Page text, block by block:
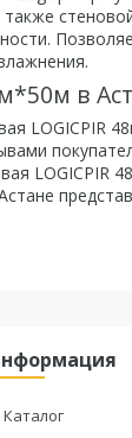
в
LOGICPIR
LOGICPIR
Каталог